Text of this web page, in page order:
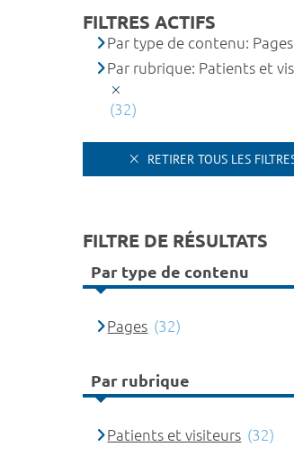
FILTRES ACTIFS
Par type de contenu: Pages
Par rubrique: Patients et
(32)
RETIRER TOUS LES
FILTRE DE RÉSULTATS
Par type de contenu
Pages (32)
Par rubrique
Patients et visiteurs (32)